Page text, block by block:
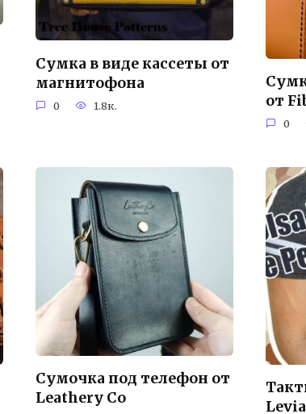
Сумка в виде кассеты от
магнитофона
0 1.8к.
от
0
Сумочка под телефон от
Leathery Co